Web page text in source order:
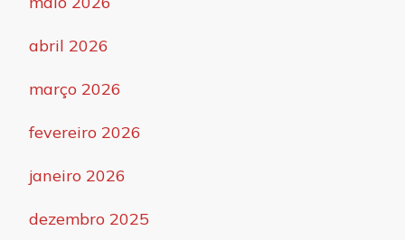
abril 2026
março 2026
fevereiro 2026
janeiro 2026
dezembro 2025